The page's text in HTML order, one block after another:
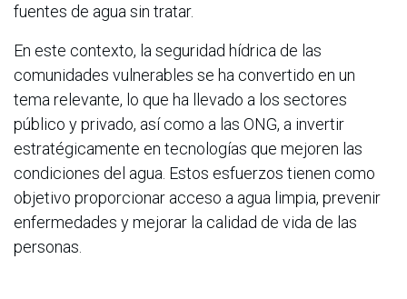
fuentes de agua sin tratar.
En este contexto, la seguridad hídrica de las
comunidades vulnerables se ha convertido en un
tema relevante, lo que ha llevado a los sectores
público y privado, así como a las ONG, a invertir
estratégicamente en tecnologías que mejoren las
condiciones del agua. Estos esfuerzos tienen como
objetivo proporcionar acceso a agua limpia, prevenir
enfermedades y mejorar la calidad de vida de las
personas.